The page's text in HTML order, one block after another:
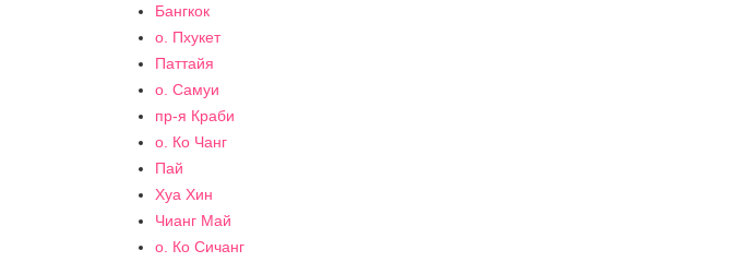
Бангкок
о. Пхукет
Паттайя
о. Самуи
пр-я Краби
о. Ко Чанг
Пай
Хуа Хин
Чианг Май
о. Ко Сичанг